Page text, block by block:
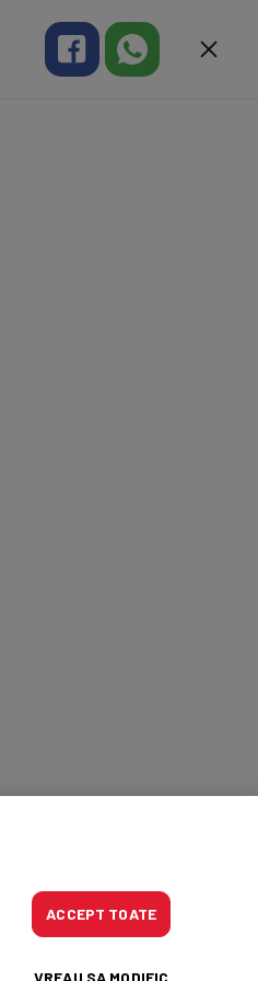
ACCEPT TOATE
VREAU SA MODIFIC